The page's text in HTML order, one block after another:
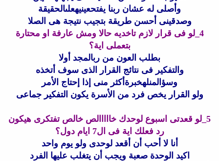
وأصلى له عشان ربنا يفتحعينيهعلىالحقيقة
وصدقينى أحسن طريقة بتجيب نتيجة هى الصلا
4_لو فى قرار لازم تاخديه حالا ومش عارفة او محتارة
بتعملى اية؟
بطلب العون من ربالمجد أولا
والتفكير فى نتائج القرار الذى سوف أتخذه
وسؤالمنلهخبرةأكثر منى إذا إحتاج الأمر
ولو القرار يخص فرد من الأسرة يكون التفكير جماعى
5_لو قعدتى اسبوع لوحدك خااااالص خالص تفتكرى هيكون
رد فعلك اية فى ال7 ايام دول؟
أنا لا أحب أن أقعد لوحدى ولو يوم واحد
اكيد الوحدة صعبة ويجب أن يتغلب عليها الفرد